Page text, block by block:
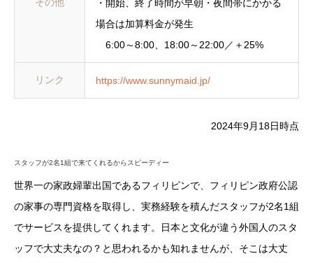
・開始、終了時間が早朝・夜間帯にかかる
場合は加算料金が発生
6:00～8:00、18:00～22:00／＋25%
リンク https://www.sunnymaid.jp/
2024年9月18日時点
スタッフが2名1組で来てくれるからスピーディー
世界一の家政婦輩出国であるフィリピンで、フィリピン政府公認
の家事の専門資格を取得し、実務経験を積んだスタッフが2名1組
でサービスを提供してくれます。日本と文化が違う外国人のスタ
ッフで大丈夫なの？と思われるかも知れませんが、そこは大丈